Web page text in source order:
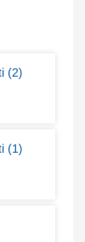
(2)
(1)